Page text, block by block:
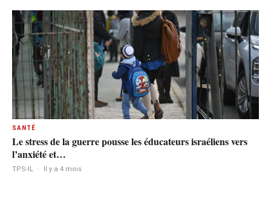
SANTÉ
Le stress de la guerre pousse les éducateurs israéliens vers
l’anxiété et…
TPS-IL · Il y a 4 mois